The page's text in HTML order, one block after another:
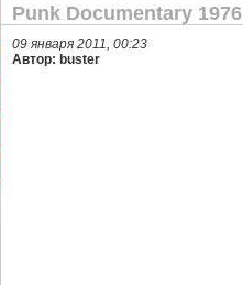
Punk Documentary 1976
09 января 2011, 00:23
Автор: buster